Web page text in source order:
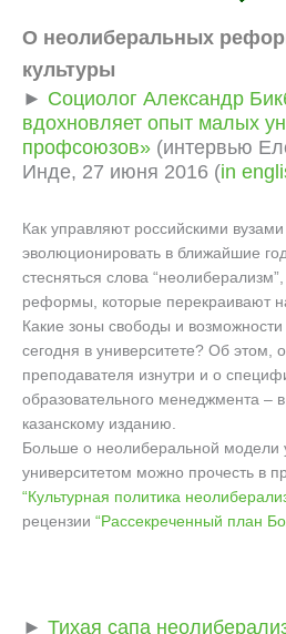
О неолиберальных
культуры
► Социолог Александр
вдохновляет опыт малых
профсоюзов» (интервью
Инде, 27 июня 2016 (in
Как управляют российскими вузами
эволюционировать в ближайшие
стесняться слова
реформы, которые перекраивают
Какие зоны свободы и
сегодня в университете? Об этом,
преподавателя изнутри и о
образовательного менеджмента –
казанскому изданию.
Больше о неолиберальной модели
университетом можно прочесть в
“Культурная политика
рецензии “Рассекреченный план
► Тихая сапа